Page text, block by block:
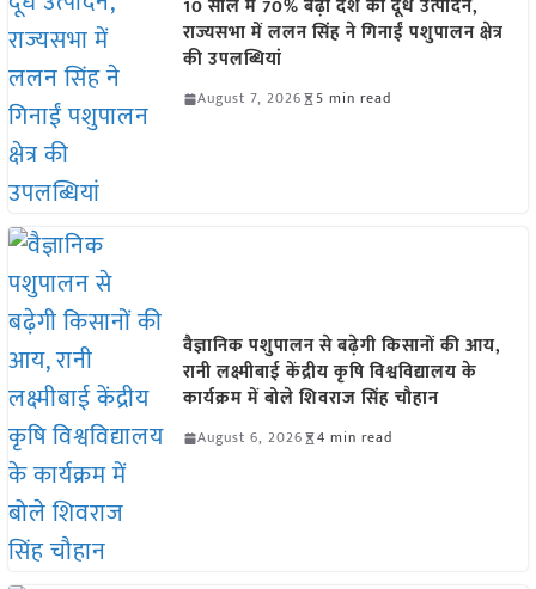
10 साल में 70% बढ़ा देश का दूध उत्पादन,
राज्यसभा में ललन सिंह ने गिनाईं पशुपालन क्षेत्र
की उपलब्धियां
August 7, 2026 5 min read
वैज्ञानिक पशुपालन से बढ़ेगी किसानों की आय,
रानी लक्ष्मीबाई केंद्रीय कृषि विश्वविद्यालय के
कार्यक्रम में बोले शिवराज सिंह चौहान
August 6, 2026 4 min read